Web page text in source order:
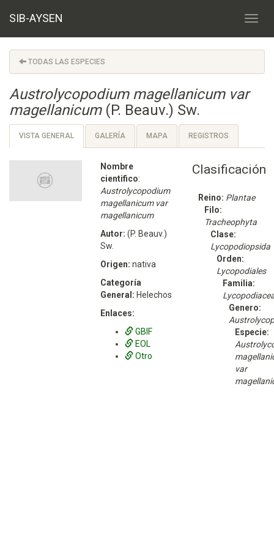
SIB-AYSEN
TODAS LAS ESPECIES
Austrolycopodium magellanicum var
magellanicum(P. Beauv.) Sw.
VISTA GENERAL GALERÍA MAPA REGISTROS
Nombre
cientifico:
Austrolycopodium
magellanicum var
magellanicum
Autor: (P. Beauv.)
Sw.
Origen: nativa
Categoría
General: Helechos
Enlaces:
GBIF
EOL
Otro
Clasificación
Reino: Plantae
Filo:
Tracheophyta
Clase:
Lycopodiopsida
Orden:
Lycopodiales
Familia:
Genero:
Especie:
var